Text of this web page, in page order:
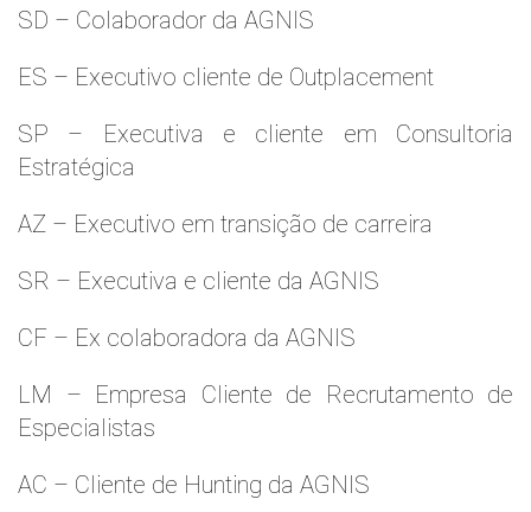
SD – Colaborador da AGNIS
ES – Executivo cliente de Outplacement
SP – Executiva e cliente em Consultoria
Estratégica
AZ – Executivo em transição de carreira
SR – Executiva e cliente da AGNIS
CF – Ex colaboradora da AGNIS
LM – Empresa Cliente de Recrutamento de
Especialistas
AC – Cliente de Hunting da AGNIS